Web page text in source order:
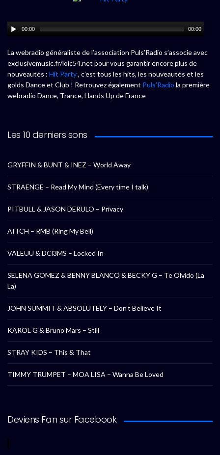
00:00 00:00
La webradio généraliste de l’association Puls’Radio s’associe avec
exclusivemusic.fr/loic54.net pour vous garantir encore plus de
nouveautés : Hit Party, c’est tous les hits, les nouveautés et les
golds Dance et Club ! Retrouvez également Puls’Radio la première
webradio Dance, Trance, Hands Up de France
Les 10 derniers sons
GRYFFIN & BUNT & INEZ – World Away
STRAENGE – Read My Mind (Every time I talk)
PITBULL & JASON DERULO – Privacy
AITCH – RMB (Ring My Bell)
VALEUU & DCl3MS – Locked In
SELENA GOMEZ & BENNY BLANCO & BECKY G – Te Olvido (La
La)
JOHN SUMMIT & ABSOLUTELY – Don’t Believe It
KAROL G & Bruno Mars – Still
STRAY KIDS – This & That
TIMMY TRUMPET – MOA LISA – Wanna Be Loved
Deviens Fan sur Facebook